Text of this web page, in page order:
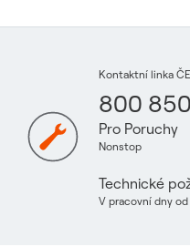
Kontaktní linka
800
Pro Poruchy
Nonstop
Technické
V pracovní dny od